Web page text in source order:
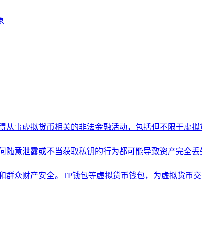
事虚拟货币相关的非法金融活动，包括但不限于虚
意泄露或不当获取私钥的行为都可能导致资产完全
众财产安全。TP钱包等虚拟货币钱包，为虚拟货币